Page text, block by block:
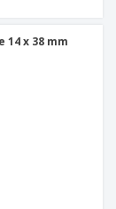
14 x 38 mm